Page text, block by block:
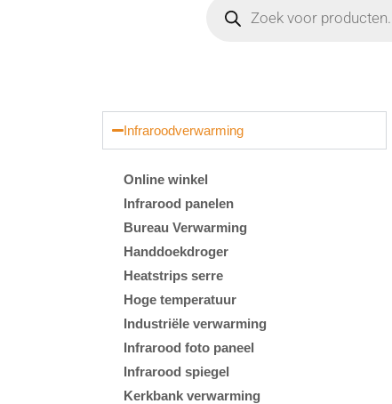
Infraroodverwarming
Online winkel
Infrarood panelen
Bureau Verwarming
Handdoekdroger
Heatstrips serre
Hoge temperatuur
Industriële verwarming
Infrarood foto paneel
Infrarood spiegel
Kerkbank verwarming